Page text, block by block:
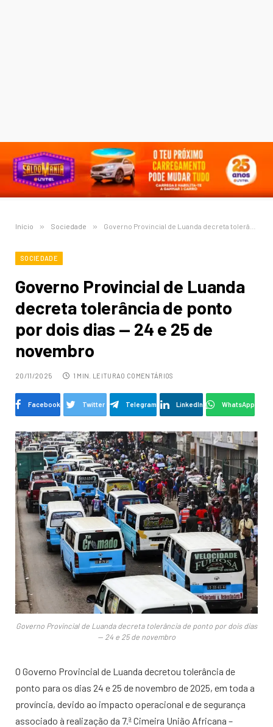
Início » Sociedade » Governo Provincial de Luanda decreta tolerância de ponto por dois dias — 24 e 25 de novembro
SOCIEDADE
Governo Provincial de Luanda
decreta tolerância de ponto
por dois dias — 24 e 25 de
novembro
20/11/2025 1 MIN. LEITURA0 COMENTÁRIOS
Facebook Twitter Telegram LinkedIn WhatsApp
Governo Provincial de Luanda decreta tolerância de ponto por dois dias
— 24 e 25 de novembro
O Governo Provincial de Luanda decretou tolerância de
ponto para os dias 24 e 25 de novembro de 2025, em toda a
província, devido ao impacto operacional e de segurança
associado à realização da 7.ª Cimeira União Africana –